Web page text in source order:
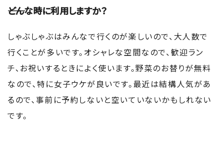
――どんな時に利用しますか？
しゃぶしゃぶはみんなで行くのが楽しいので、大人数で
行くことが多いです。オシャレな空間なので、歓迎ラン
チ、お祝いするときによく使います。野菜のお替りが無料
なので、特に女子ウケが良いです。最近は結構人気があ
るので、事前に予約しないと空いていないかもしれない
です。